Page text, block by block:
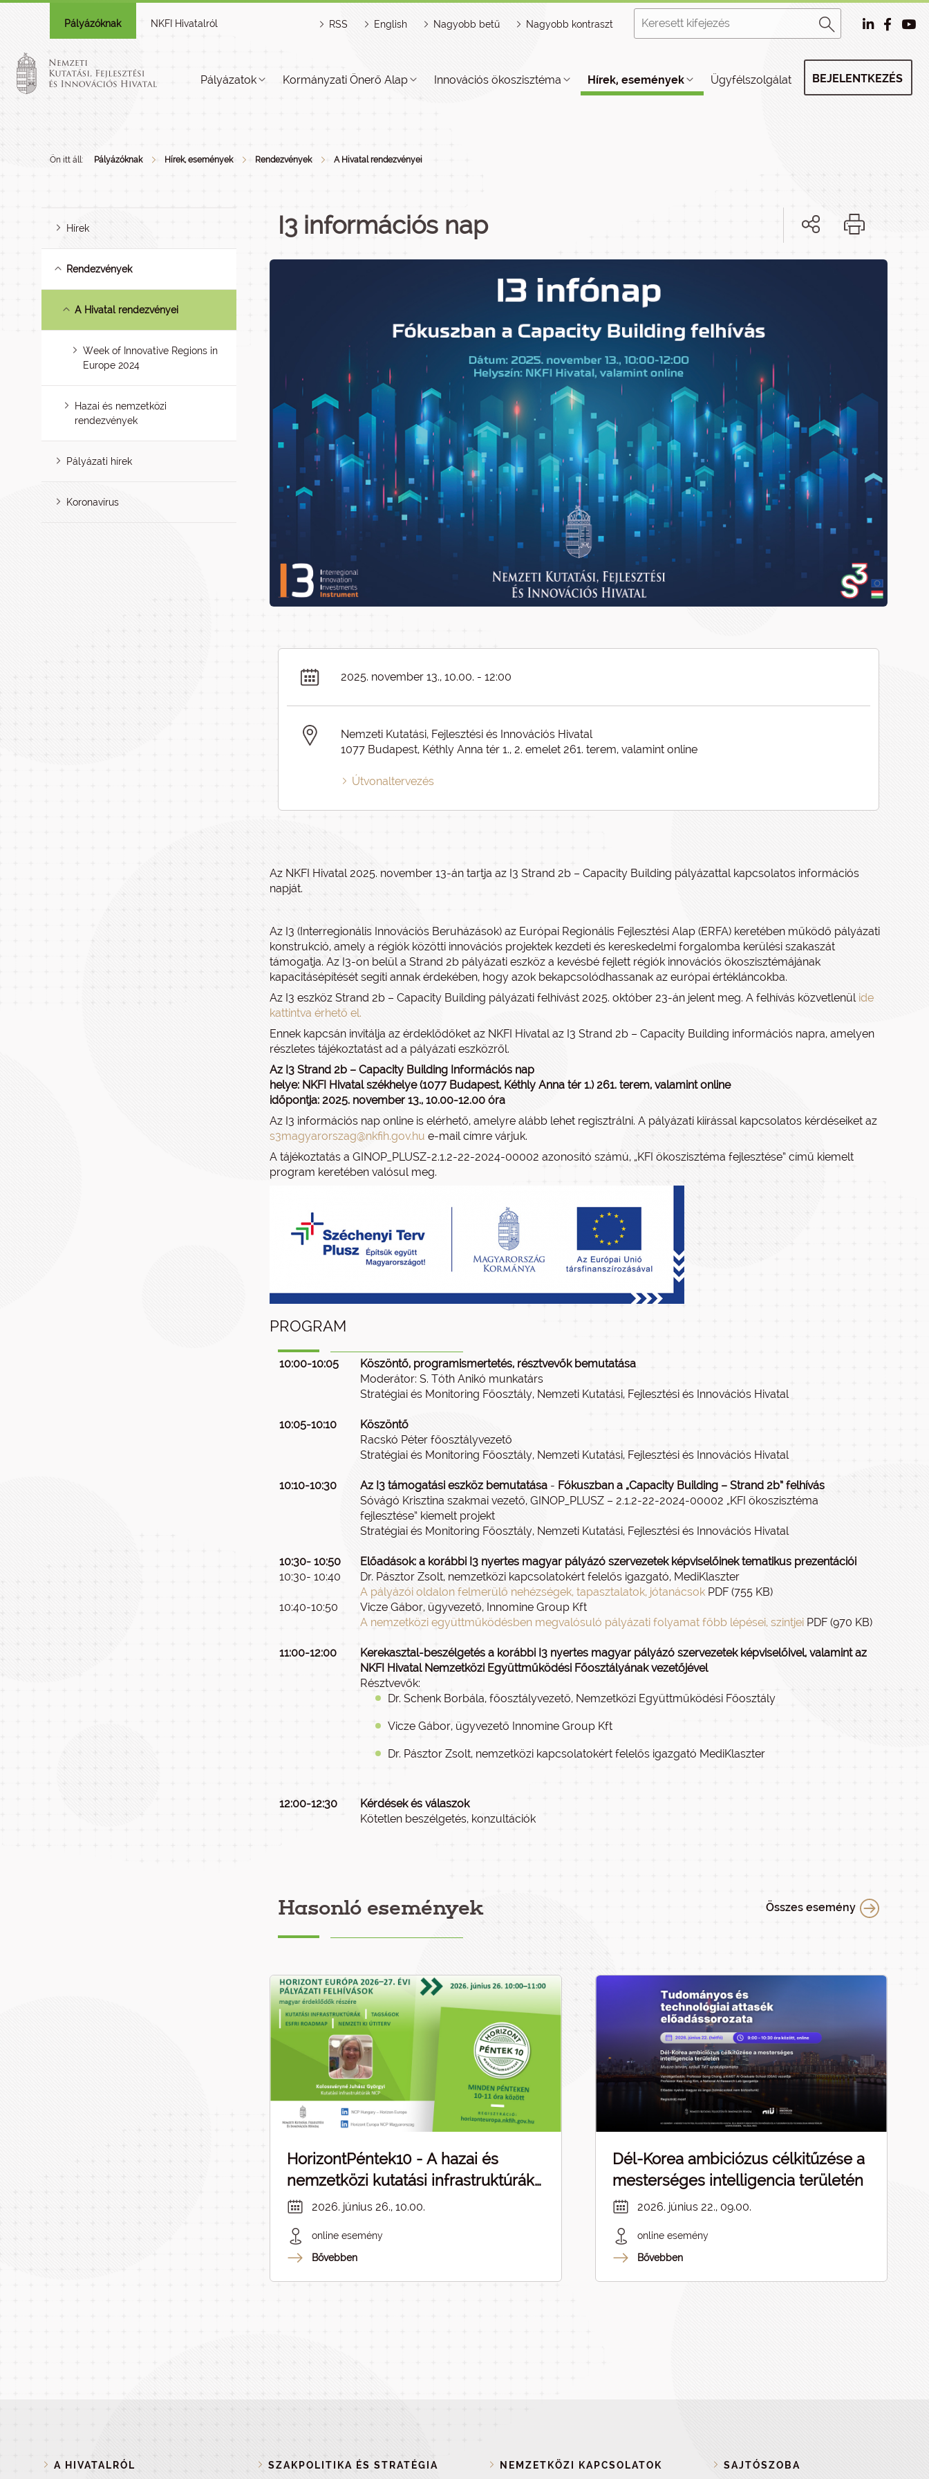
Pályázóknak NKFI Hivatalról RSS English Nagyobb betű Nagyobb kontraszt
Pályázatok Kormányzati Önerő Alap Innovációs ökoszisztéma Hírek, események Ügyfélszolgálat BEJELENTKEZÉS
Ön itt áll: Pályázóknak Hírek, események Rendezvények A Hivatal rendezvényei
Hírek
Rendezvények
A Hivatal rendezvényei
Week of Innovative Regions in
Europe 2024
Hazai és nemzetközi
rendezvények
Pályázati hírek
Koronavírus
I3 információs nap
2025. november 13., 10.00. - 12:00
Nemzeti Kutatási, Fejlesztési és Innovációs Hivatal
1077 Budapest, Kéthly Anna tér 1., 2. emelet 261. terem, valamint online
Útvonaltervezés
Az NKFI Hivatal 2025. november 13-án tartja az I3 Strand 2b – Capacity Building pályázattal kapcsolatos információs
napját.
Az I3 (Interregionális Innovációs Beruházások) az Európai Regionális Fejlesztési Alap (ERFA) keretében működő pályázati
konstrukció, amely a régiók közötti innovációs projektek kezdeti és kereskedelmi forgalomba kerülési szakaszát
támogatja. Az I3-on belül a Strand 2b pályázati eszköz a kevésbé fejlett régiók innovációs ökoszisztémájának
kapacitásépítését segíti annak érdekében, hogy azok bekapcsolódhassanak az európai értékláncokba.
Az I3 eszköz Strand 2b – Capacity Building pályázati felhívást 2025. október 23-án jelent meg. A felhívás közvetlenül ide
kattintva érhető el.
Ennek kapcsán invitálja az érdeklődőket az NKFI Hivatal az I3 Strand 2b – Capacity Building információs napra, amelyen
részletes tájékoztatást ad a pályázati eszközről.
Az I3 Strand 2b – Capacity Building Információs nap
helye: NKFI Hivatal székhelye (1077 Budapest, Kéthly Anna tér 1.) 261. terem, valamint online
időpontja: 2025. november 13., 10.00-12.00 óra
Az I3 információs nap online is elérhető, amelyre alább lehet regisztrálni. A pályázati kiírással kapcsolatos kérdéseiket az
s3magyarorszag@nkfih.gov.hu e-mail címre várjuk.
A tájékoztatás a GINOP_PLUSZ-2.1.2-22-2024-00002 azonosító számú, „KFI ökoszisztéma fejlesztése” című kiemelt
program keretében valósul meg.
PROGRAM
10:00-10:05
Köszöntő, programismertetés, résztvevők bemutatása
Moderátor: S. Tóth Anikó munkatárs
Stratégiai és Monitoring Főosztály, Nemzeti Kutatási, Fejlesztési és Innovációs Hivatal
10:05-10:10
Köszöntő
Racskó Péter főosztályvezető
Stratégiai és Monitoring Főosztály, Nemzeti Kutatási, Fejlesztési és Innovációs Hivatal
10:10-10:30 Az I3 támogatási eszköz bemutatása - Fókuszban a „Capacity Building – Strand 2b” felhívás
Sóvágó Krisztina szakmai vezető, GINOP_PLUSZ – 2.1.2-22-2024-00002 „KFI ökoszisztéma
fejlesztése” kiemelt projekt
Stratégiai és Monitoring Főosztály, Nemzeti Kutatási, Fejlesztési és Innovációs Hivatal
10:30- 10:50
Előadások: a korábbi I3 nyertes magyar pályázó szervezetek képviselőinek tematikus prezentációi
10:30- 10:40
Dr. Pásztor Zsolt, nemzetközi kapcsolatokért felelős igazgató, MediKlaszter
A pályázói oldalon felmerülő nehézségek, tapasztalatok, jótanácsok PDF (755 KB)
10:40-10:50
Vicze Gábor, ügyvezető, Innomine Group Kft
A nemzetközi együttműködésben megvalósuló pályázati folyamat főbb lépései, szintjei PDF (970 KB)
11:00-12:00
Kerekasztal-beszélgetés a korábbi I3 nyertes magyar pályázó szervezetek képviselőivel, valamint az
NKFI Hivatal Nemzetközi Együttműködési Főosztályának vezetőjével
Résztvevők:
Dr. Schenk Borbála, főosztályvezető, Nemzetközi Együttműködési Főosztály
Vicze Gábor, ügyvezető Innomine Group Kft
Dr. Pásztor Zsolt, nemzetközi kapcsolatokért felelős igazgató MediKlaszter
12:00-12:30
Kérdések és válaszok
Kötetlen beszélgetés, konzultációk
Hasonló események Összes esemény
HorizontPéntek10 - A hazai és
nemzetközi kutatási infrastruktúrák
kapcsolódásai - ELMARAD
2026. június 26., 10.00.
online esemény
Bővebben
Dél-Korea ambiciózus célkitűzése a
mesterséges intelligencia területén
2026. június 22., 09.00.
online esemény
Bővebben
A HIVATALRÓL SZAKPOLITIKA ÉS STRATÉGIA NEMZETKÖZI KAPCSOLATOK SAJTÓSZOBA